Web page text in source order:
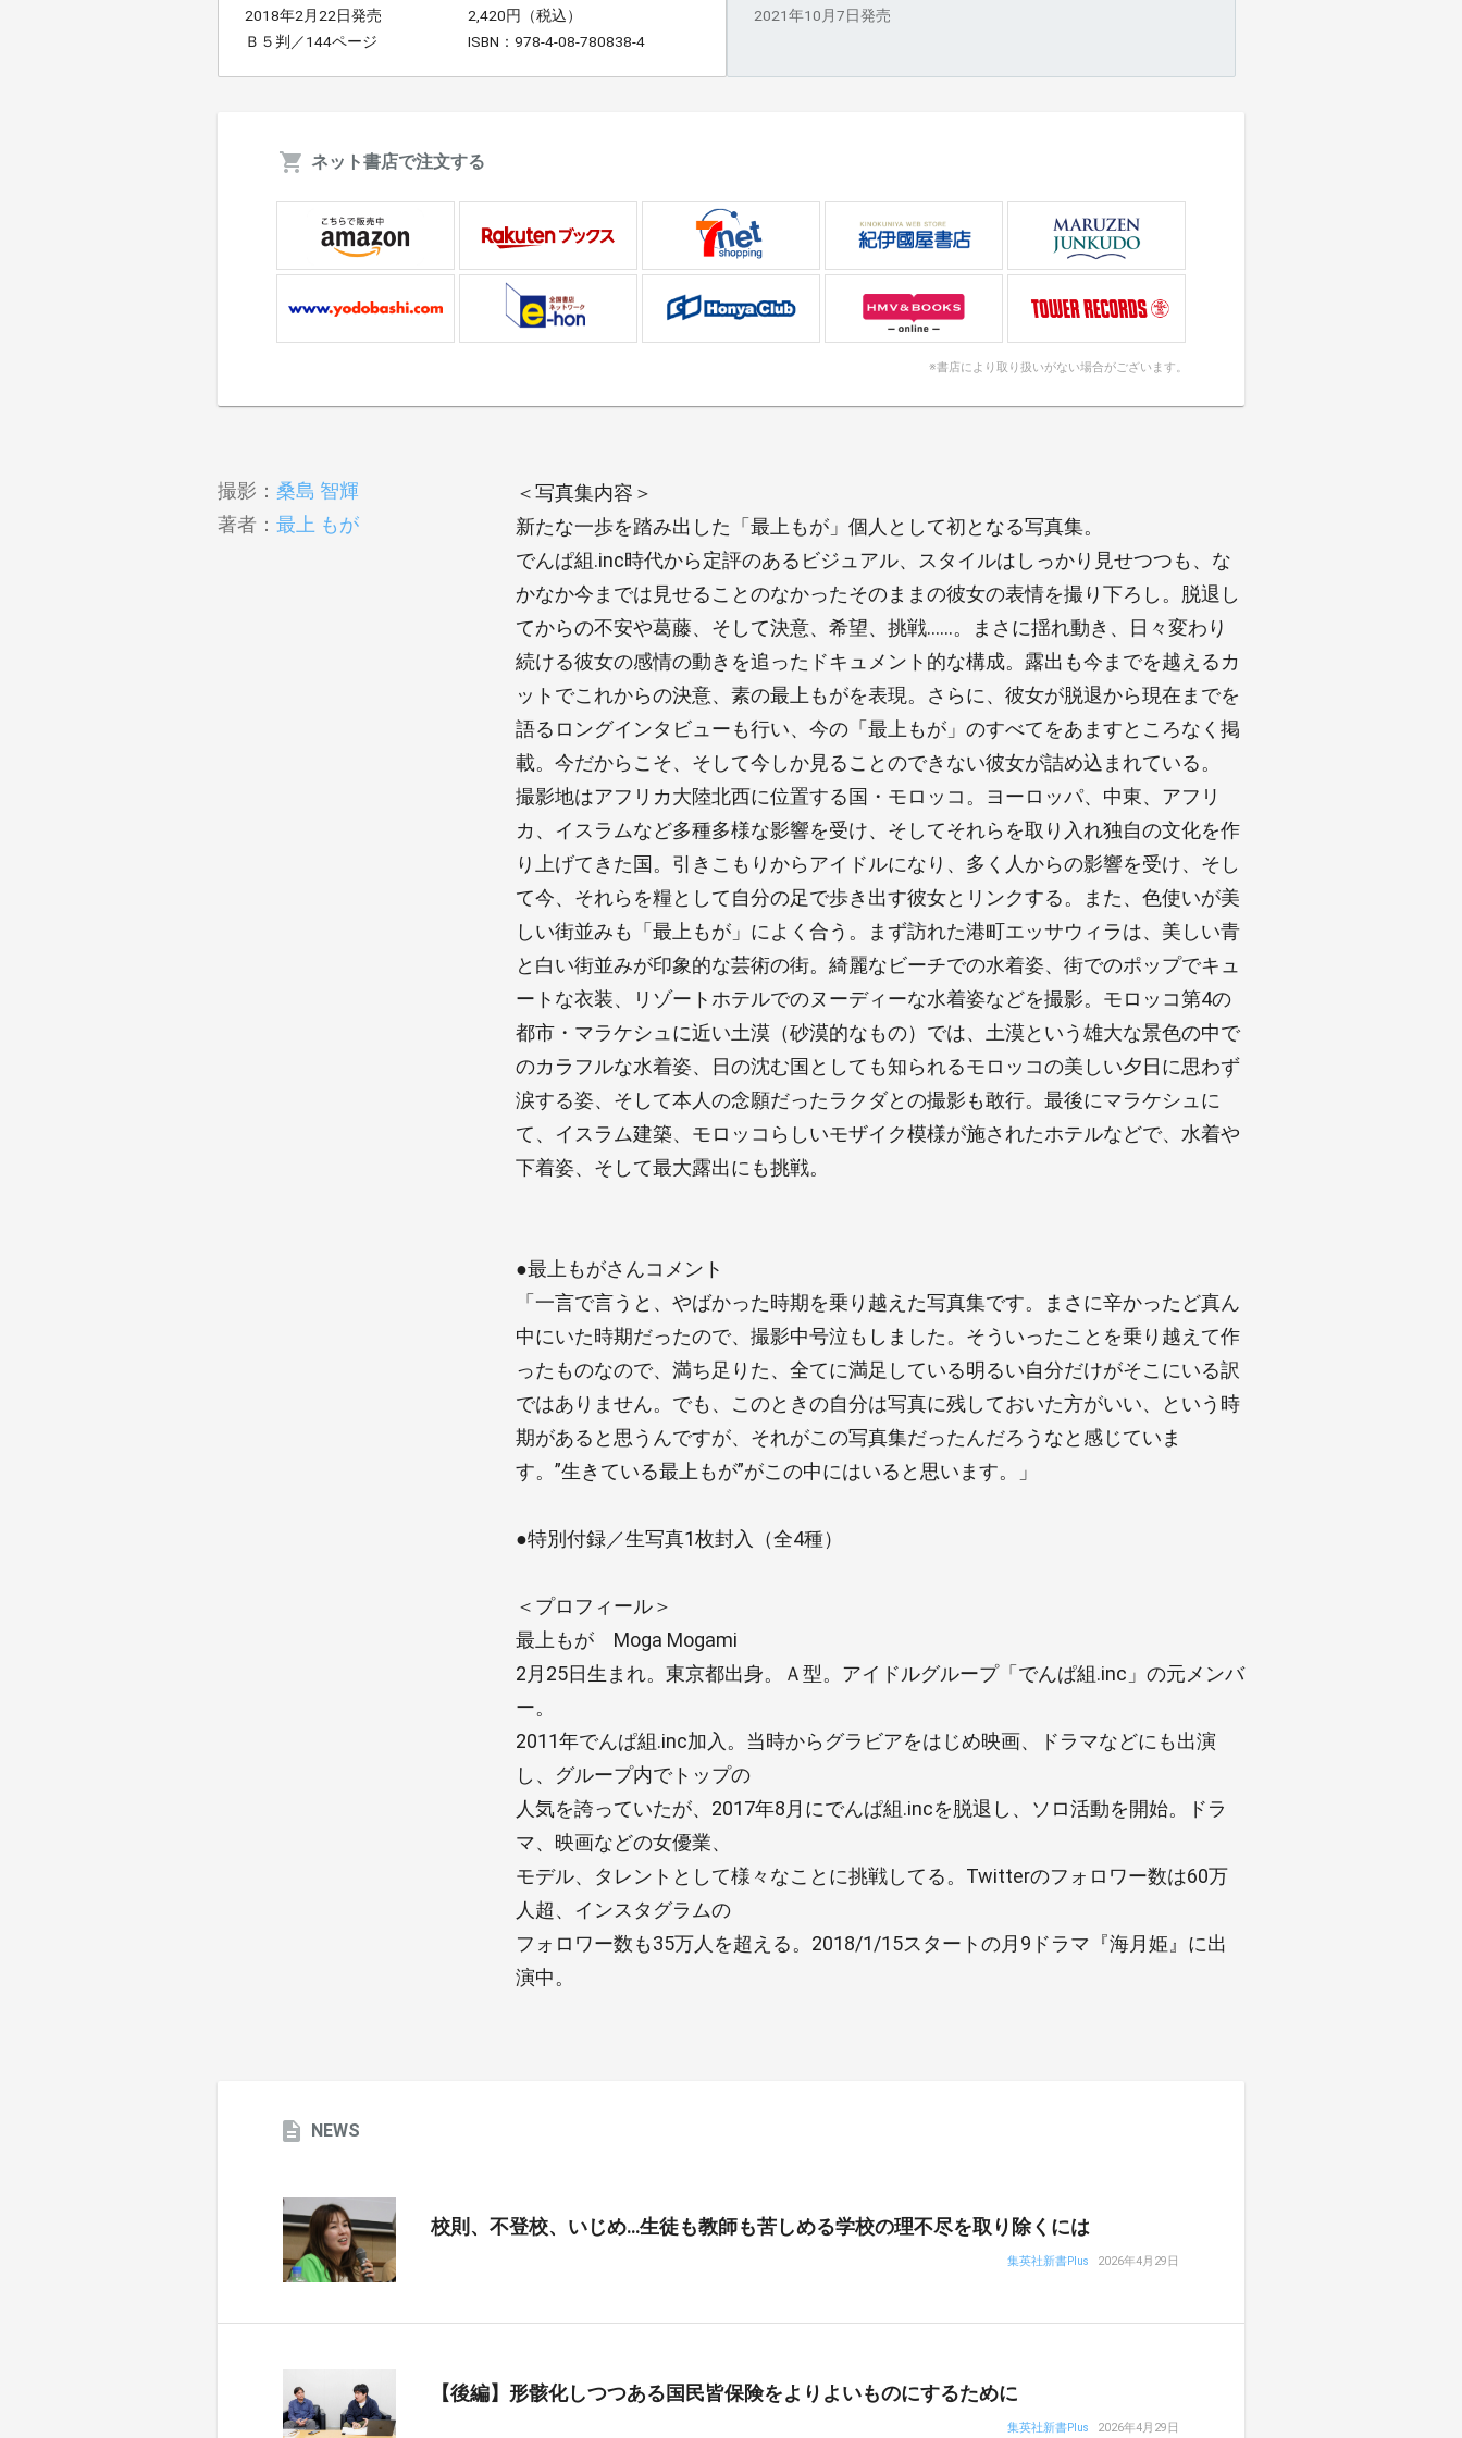
2018年2月22日発売
2,420円（税込）
Ｂ５判／144ページ
ISBN：978-4-08-780838-4
2021年10月7日発売
ネット書店で注文する
※書店により取り扱いがない場合がございます。
撮影： 桑島 智輝
著者： 最上 もが
＜写真集内容＞
新たな一歩を踏み出した「最上もが」個人として初となる写真集。
でんぱ組.inc時代から定評のあるビジュアル、スタイルはしっかり見せつつも、な
かなか今までは見せることのなかったそのままの彼女の表情を撮り下ろし。脱退し
てからの不安や葛藤、そして決意、希望、挑戦……。まさに揺れ動き、日々変わり
続ける彼女の感情の動きを追ったドキュメント的な構成。露出も今までを越えるカ
ットでこれからの決意、素の最上もがを表現。さらに、彼女が脱退から現在までを
語るロングインタビューも行い、今の「最上もが」のすべてをあますところなく掲
載。今だからこそ、そして今しか見ることのできない彼女が詰め込まれている。
撮影地はアフリカ大陸北西に位置する国・モロッコ。ヨーロッパ、中東、アフリ
カ、イスラムなど多種多様な影響を受け、そしてそれらを取り入れ独自の文化を作
り上げてきた国。引きこもりからアイドルになり、多く人からの影響を受け、そし
て今、それらを糧として自分の足で歩き出す彼女とリンクする。また、色使いが美
しい街並みも「最上もが」によく合う。まず訪れた港町エッサウィラは、美しい青
と白い街並みが印象的な芸術の街。綺麗なビーチでの水着姿、街でのポップでキュ
ートな衣装、リゾートホテルでのヌーディーな水着姿などを撮影。モロッコ第4の
都市・マラケシュに近い土漠（砂漠的なもの）では、土漠という雄大な景色の中で
のカラフルな水着姿、日の沈む国としても知られるモロッコの美しい夕日に思わず
涙する姿、そして本人の念願だったラクダとの撮影も敢行。最後にマラケシュに
て、イスラム建築、モロッコらしいモザイク模様が施されたホテルなどで、水着や
下着姿、そして最大露出にも挑戦。
●最上もがさんコメント
「一言で言うと、やばかった時期を乗り越えた写真集です。まさに辛かったど真ん
中にいた時期だったので、撮影中号泣もしました。そういったことを乗り越えて作
ったものなので、満ち足りた、全てに満足している明るい自分だけがそこにいる訳
ではありません。でも、このときの自分は写真に残しておいた方がいい、という時
期があると思うんですが、それがこの写真集だったんだろうなと感じていま
す。”生きている最上もが”がこの中にはいると思います。」
●特別付録／生写真1枚封入（全4種）
＜プロフィール＞
最上もが Moga Mogami
2月25日生まれ。東京都出身。Ａ型。アイドルグループ「でんぱ組.inc」の元メンバ
ー。
2011年でんぱ組.inc加入。当時からグラビアをはじめ映画、ドラマなどにも出演
し、グループ内でトップの
人気を誇っていたが、2017年8月にでんぱ組.incを脱退し、ソロ活動を開始。ドラ
マ、映画などの女優業、
モデル、タレントとして様々なことに挑戦してる。Twitterのフォロワー数は60万
人超、インスタグラムの
フォロワー数も35万人を超える。2018/1/15スタートの月9ドラマ『海月姫』に出
演中。
NEWS
校則、不登校、いじめ…生徒も教師も苦しめる学校の理不尽を取り除くには
集英社新書Plus 2026年4月29日
【後編】形骸化しつつある国民皆保険をよりよいものにするために
集英社新書Plus 2026年4月29日